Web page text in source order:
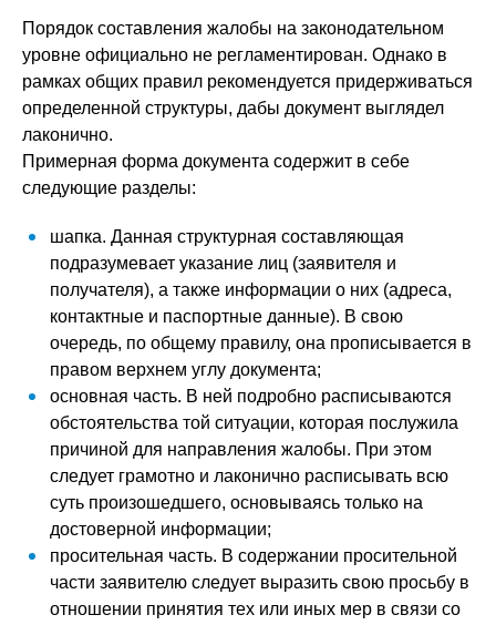
Порядок составления жалобы на законодательном
уровне официально не регламентирован. Однако в
рамках общих правил рекомендуется придерживаться
определенной структуры, дабы документ выглядел
лаконично.
Примерная форма документа содержит в себе
следующие разделы:
шапка. Данная структурная составляющая
подразумевает указание лиц (заявителя и
получателя), а также информации о них (адреса,
контактные и паспортные данные). В свою
очередь, по общему правилу, она прописывается в
правом верхнем углу документа;
основная часть. В ней подробно расписываются
обстоятельства той ситуации, которая послужила
причиной для направления жалобы. При этом
следует грамотно и лаконично расписывать всю
суть произошедшего, основываясь только на
достоверной информации;
просительная часть. В содержании просительной
части заявителю следует выразить свою просьбу в
отношении принятия тех или иных мер в связи со